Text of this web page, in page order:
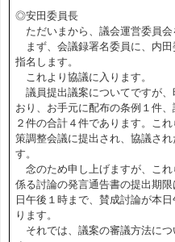
◎安田委員長
ただいまから、議会運営委員会
まず、会議録署名委員に、内田
指名します。
これより協議に入ります。
議員提出議案についてですが、
おり、お手元に配布の条例１件、
２件の合計４件であります。これ
策調整会議に提出され、協議され
す。
念のため申し上げますが、これ
係る討論の発言通告書の提出期限
日午後１時まで、賛成討論が本日
ります。
それでは、議案の審議方法につ